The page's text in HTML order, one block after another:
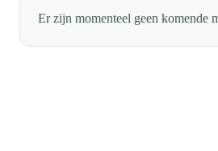
Er zijn momenteel geen komende